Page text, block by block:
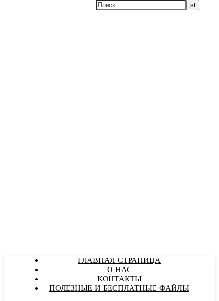
ГЛАВНАЯ СТРАНИЦА
О НАС
КОНТАКТЫ
ПОЛЕЗНЫЕ И БЕСПЛАТНЫЕ ФАЙЛЫ